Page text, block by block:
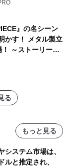
』の名シーン
かす！ メタル製立
～ストーリーと
大人の体験型パズ
より先行予約受付
る
もっと見る
システム市場は、
ルと推定され、